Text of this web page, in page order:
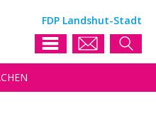
FDP Landshut-Stadt